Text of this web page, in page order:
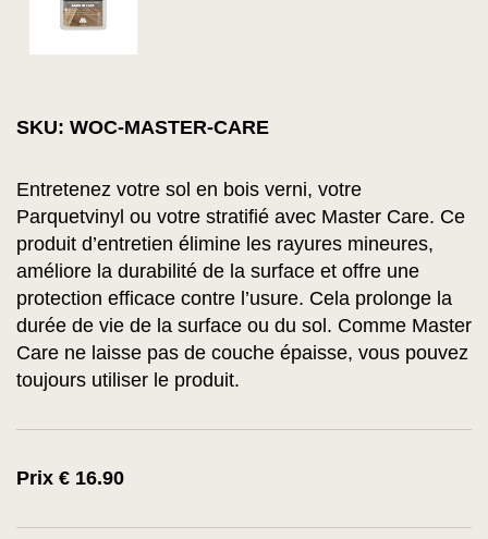
SKU: WOC-MASTER-CARE
Entretenez votre sol en bois verni, votre
Parquetvinyl ou votre stratifié avec Master Care. Ce
produit d’entretien élimine les rayures mineures,
améliore la durabilité de la surface et offre une
protection efficace contre l’usure. Cela prolonge la
durée de vie de la surface ou du sol. Comme Master
Care ne laisse pas de couche épaisse, vous pouvez
toujours utiliser le produit.
Prix € 16.90